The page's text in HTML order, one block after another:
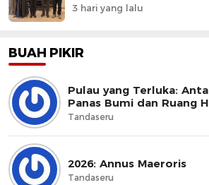
3 hari yang lalu
BUAH PIKIR
Pulau yang Terluka:
Panas Bumi dan Ruang
Tandaseru
2026: Annus Maeroris
Tandaseru